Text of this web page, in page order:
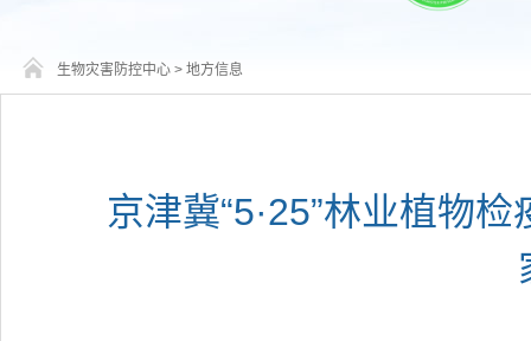
生物灾害防控中心 > 地方信息
京津冀“5·25”林业植物